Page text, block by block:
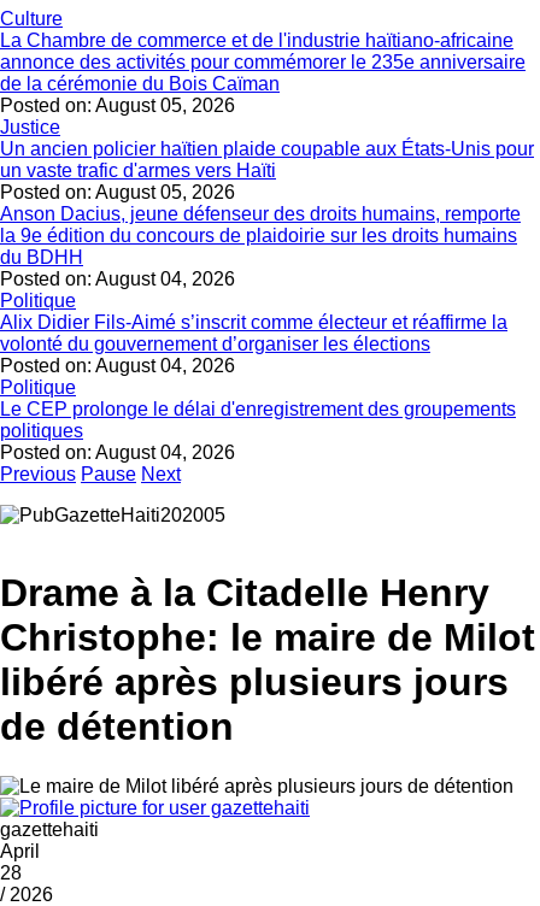
Culture
La Chambre de commerce et de l'industrie haïtiano-africaine
annonce des activités pour commémorer le 235e anniversaire
de la cérémonie du Bois Caïman
Posted on: August 05, 2026
Justice
Un ancien policier haïtien plaide coupable aux États-Unis pour
un vaste trafic d'armes vers Haïti
Posted on: August 05, 2026
Anson Dacius, jeune défenseur des droits humains, remporte
la 9e édition du concours de plaidoirie sur les droits humains
du BDHH
Posted on: August 04, 2026
Politique
Alix Didier Fils-Aimé s’inscrit comme électeur et réaffirme la
volonté du gouvernement d’organiser les élections
Posted on: August 04, 2026
Politique
Le CEP prolonge le délai d'enregistrement des groupements
politiques
Posted on: August 04, 2026
Previous Pause Next
Drame à la Citadelle Henry
Christophe: le maire de Milot
libéré après plusieurs jours
de détention
gazettehaiti
April
28
/ 2026